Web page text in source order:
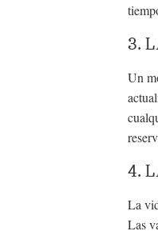
3.
Un
4.
La
Las